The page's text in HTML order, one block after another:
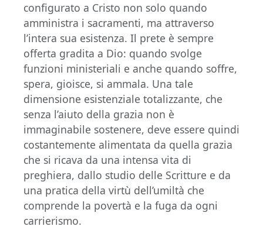
configurato a Cristo non solo quando
amministra i sacramenti, ma attraverso
l’intera sua esistenza. Il prete è sempre
offerta gradita a Dio: quando svolge
funzioni ministeriali e anche quando soffre,
spera, gioisce, si ammala. Una tale
dimensione esistenziale totalizzante, che
senza l’aiuto della grazia non è
immaginabile sostenere, deve essere quindi
costantemente alimentata da quella grazia
che si ricava da una intensa vita di
preghiera, dallo studio delle Scritture e da
una pratica della virtù dell’umiltà che
comprende la povertà e la fuga da ogni
carrierismo.